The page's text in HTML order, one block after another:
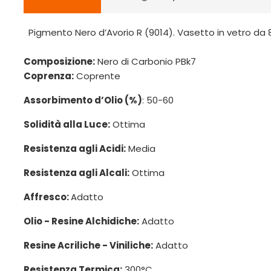
Pigmento Nero d’Avorio R (9014). Vasetto in vetro da
Composizione:Nero di Carbonio PBk7
Coprenza:Coprente
Assorbimento d’Olio (%): 50-60
Solidità alla Luce:Ottima
Resistenza agli Acidi:Media
Resistenza agli Alcali:Ottima
Affresco:Adatto
Olio - Resine Alchidiche:Adatto
Resine Acriliche - Viniliche:Adatto